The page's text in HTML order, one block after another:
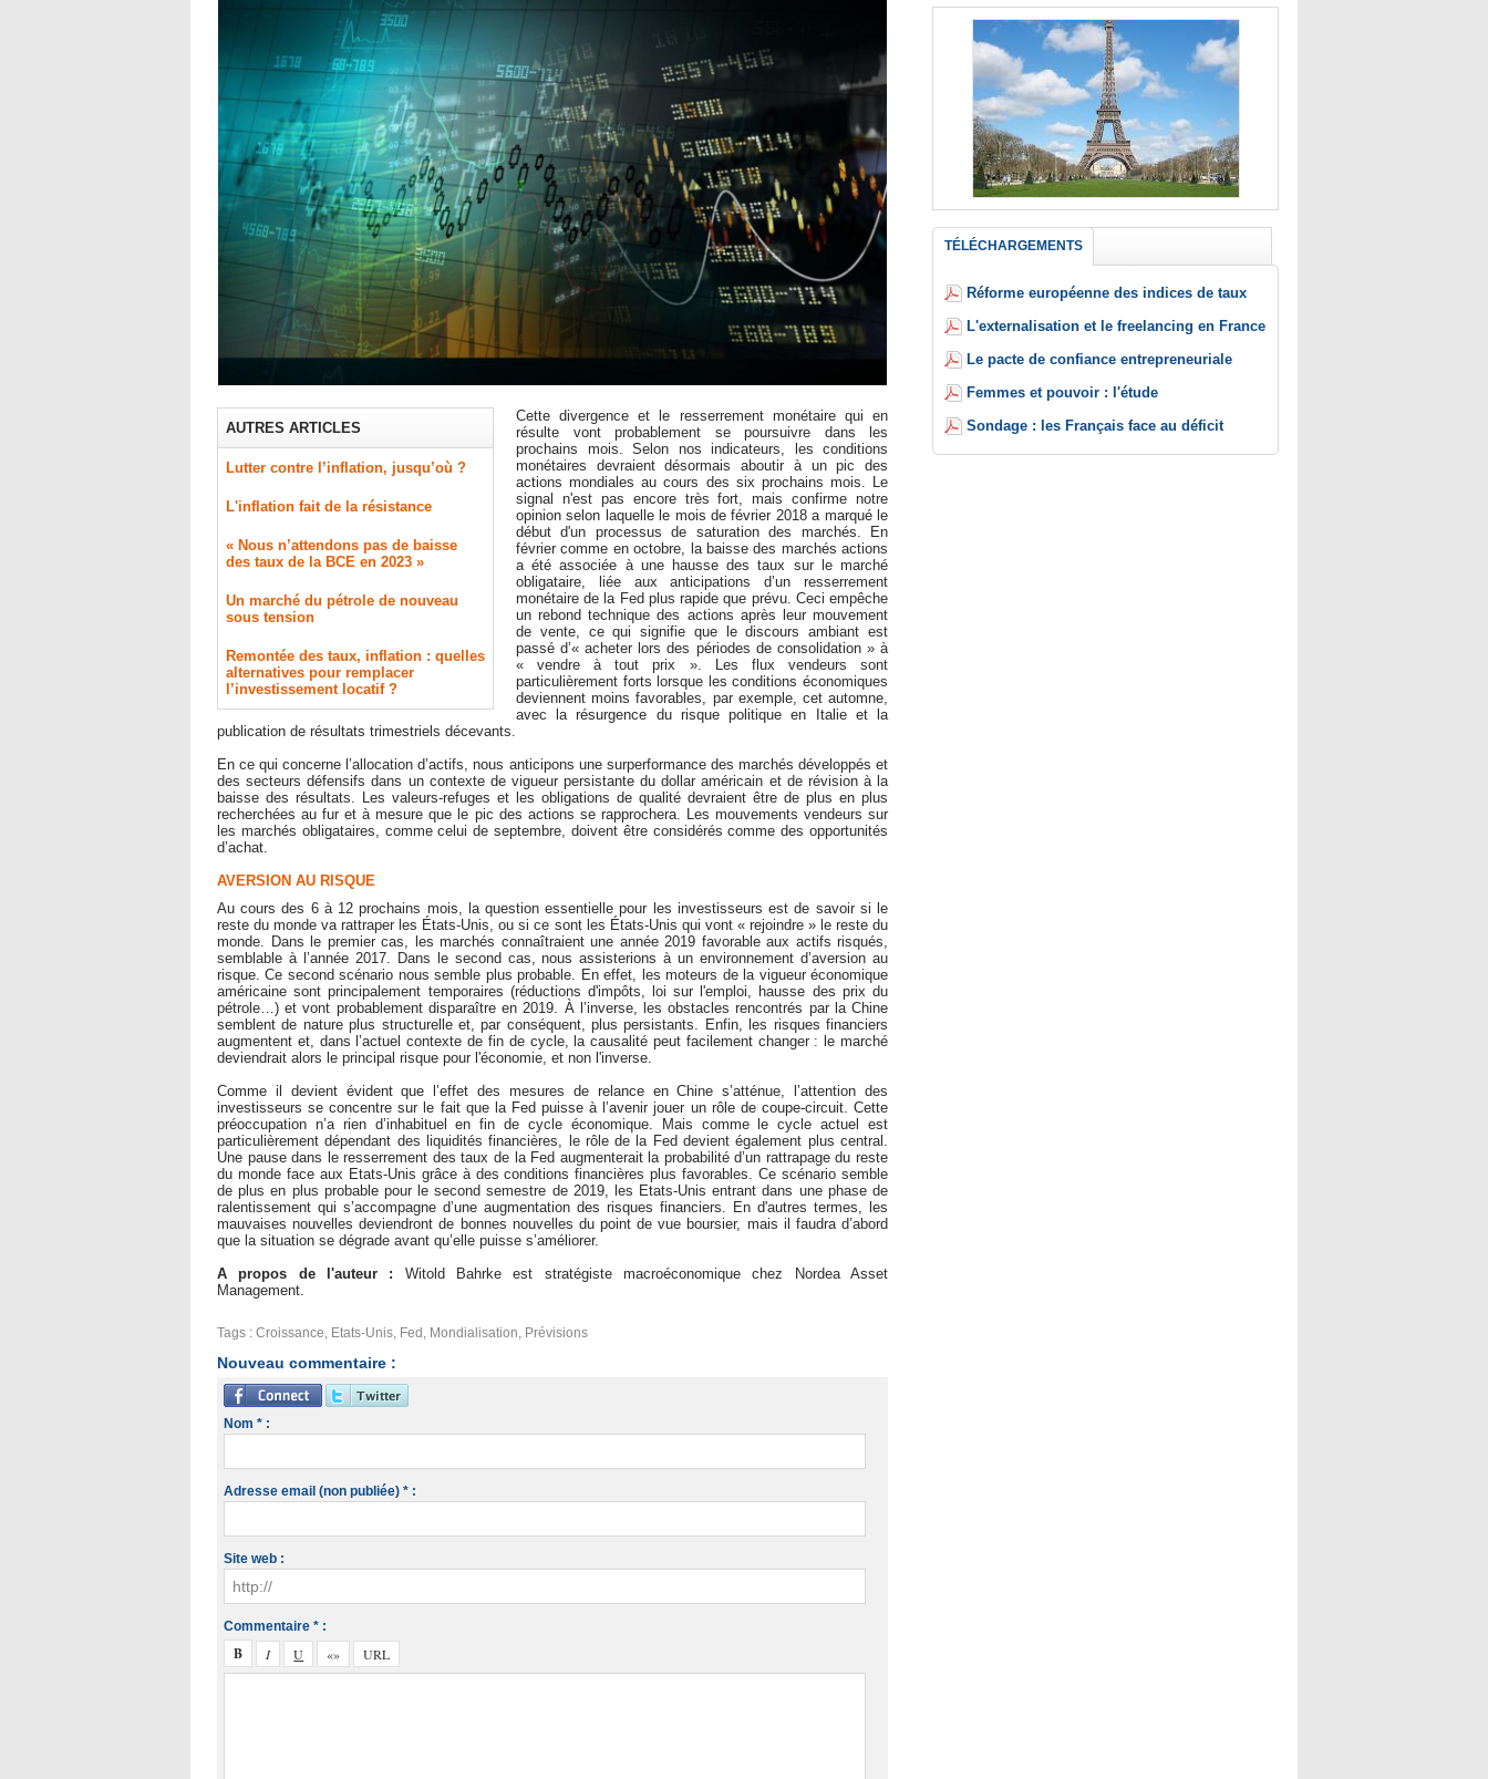
AUTRES ARTICLES
Lutter contre l’inflation, jusqu’où ?
L'inflation fait de la résistance
« Nous n’attendons pas de baisse
des taux de la BCE en 2023 »
​Un marché du pétrole de nouveau
sous tension
Remontée des taux, inflation : quelles
alternatives pour remplacer
l’investissement locatif ?
Cette divergence et le resserrement monétaire qui en
résulte vont probablement se poursuivre dans les
prochains mois. Selon nos indicateurs, les conditions
monétaires devraient désormais aboutir à un pic des
actions mondiales au cours des six prochains mois. Le
signal n'est pas encore très fort, mais confirme notre
opinion selon laquelle le mois de février 2018 a marqué le
début d'un processus de saturation des marchés. En
février comme en octobre, la baisse des marchés actions
a été associée à une hausse des taux sur le marché
obligataire, liée aux anticipations d’un resserrement
monétaire de la Fed plus rapide que prévu. Ceci empêche
un rebond technique des actions après leur mouvement
de vente, ce qui signifie que le discours ambiant est
passé d’« acheter lors des périodes de consolidation » à
« vendre à tout prix ». Les flux vendeurs sont
particulièrement forts lorsque les conditions économiques
deviennent moins favorables, par exemple, cet automne,
avec la résurgence du risque politique en Italie et la
publication de résultats trimestriels décevants.
En ce qui concerne l’allocation d’actifs, nous anticipons une surperformance des marchés développés et
des secteurs défensifs dans un contexte de vigueur persistante du dollar américain et de révision à la
baisse des résultats. Les valeurs-refuges et les obligations de qualité devraient être de plus en plus
recherchées au fur et à mesure que le pic des actions se rapprochera. Les mouvements vendeurs sur
les marchés obligataires, comme celui de septembre, doivent être considérés comme des opportunités
d’achat.
AVERSION AU RISQUE
Au cours des 6 à 12 prochains mois, la question essentielle pour les investisseurs est de savoir si le
reste du monde va rattraper les États-Unis, ou si ce sont les États-Unis qui vont « rejoindre » le reste du
monde. Dans le premier cas, les marchés connaîtraient une année 2019 favorable aux actifs risqués,
semblable à l’année 2017. Dans le second cas, nous assisterions à un environnement d’aversion au
risque. Ce second scénario nous semble plus probable. En effet, les moteurs de la vigueur économique
américaine sont principalement temporaires (réductions d'impôts, loi sur l'emploi, hausse des prix du
pétrole…) et vont probablement disparaître en 2019. À l’inverse, les obstacles rencontrés par la Chine
semblent de nature plus structurelle et, par conséquent, plus persistants. Enfin, les risques financiers
augmentent et, dans l’actuel contexte de fin de cycle, la causalité peut facilement changer : le marché
deviendrait alors le principal risque pour l'économie, et non l'inverse.
Comme il devient évident que l’effet des mesures de relance en Chine s’atténue, l’attention des
investisseurs se concentre sur le fait que la Fed puisse à l’avenir jouer un rôle de coupe-circuit. Cette
préoccupation n’a rien d’inhabituel en fin de cycle économique. Mais comme le cycle actuel est
particulièrement dépendant des liquidités financières, le rôle de la Fed devient également plus central.
Une pause dans le resserrement des taux de la Fed augmenterait la probabilité d’un rattrapage du reste
du monde face aux Etats-Unis grâce à des conditions financières plus favorables. Ce scénario semble
de plus en plus probable pour le second semestre de 2019, les Etats-Unis entrant dans une phase de
ralentissement qui s’accompagne d’une augmentation des risques financiers. En d'autres termes, les
mauvaises nouvelles deviendront de bonnes nouvelles du point de vue boursier, mais il faudra d’abord
que la situation se dégrade avant qu’elle puisse s’améliorer.
A propos de l'auteur : Witold Bahrke est stratégiste macroéconomique chez Nordea Asset
Management.
Tags : Croissance, Etats-Unis, Fed , Mondialisation, Prévisions
Nouveau commentaire :
Nom * :
Adresse email (non publiée) * :
Site web :
Commentaire * :
TÉLÉCHARGEMENTS
Réforme européenne des indices de taux
L'externalisation et le freelancing en France
Le pacte de confiance entrepreneuriale
Femmes et pouvoir : l'étude
Sondage : les Français face au déficit